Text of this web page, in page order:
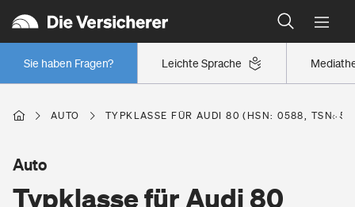
Leichte Sprache
Sie haben Fragen?
Wer versichert was: Jetzt Versicherer finden
Regionalklassen: So ist Ihre Region eingestuft
Wer versichert was: Jetzt Versicherer finden
AUTO TYPKLASSE FÜR AUDI 80 (HSN: 0588, TSN:
Typklasse für Audi 80
Auto